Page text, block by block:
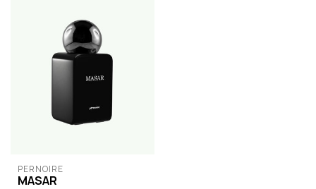
PERNOIRE
MASAR